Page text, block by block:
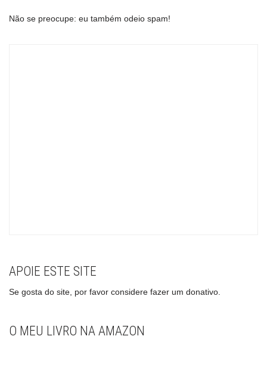
Não se preocupe: eu também odeio spam!
APOIE ESTE SITE
Se gosta do site, por favor considere fazer um donativo.
O MEU LIVRO NA AMAZON